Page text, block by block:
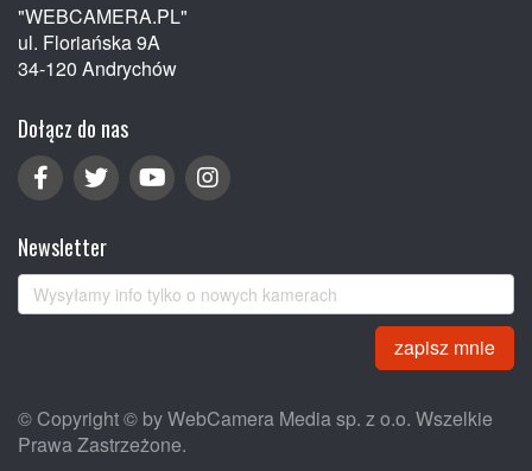
"WEBCAMERA.PL"
ul. Floriańska 9A
34-120 Andrychów
Dołącz do nas
Newsletter
zapisz mnie
© Copyright © by WebCamera Media sp. z o.o. Wszelkie
Prawa Zastrzeżone.